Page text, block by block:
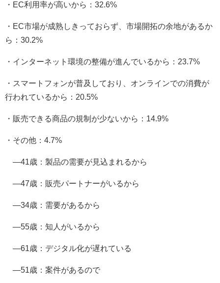
・EC利用率が高いから：32.6%
・EC市場が成熟しきっておらず、市場開拓の余地があるか
ら：30.2%
・インターネット環境の整備が進んでいるから：23.7%
・スマートフォンが普及しており、オンラインでの消費が
行われているから：20.5%
・販売できる商品の規制が少ないから：14.9%
・その他：4.7%
―41歳：製品の需要が見込まれるから
―47歳：販売パートナーがいるから
―34歳：需要があるから
―55歳：知人がいるから
―61歳：デジタル化が遅れている
―51歳：案件があるので